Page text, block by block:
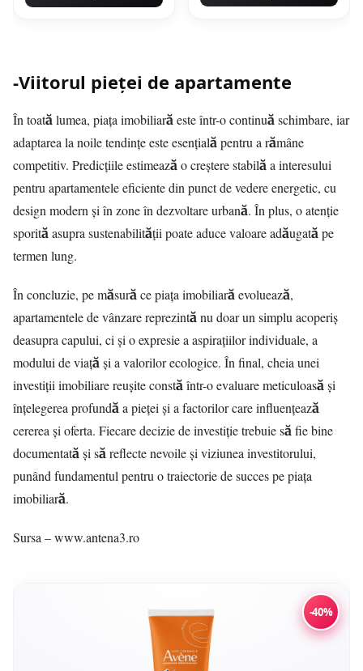
-Viitorul pieței de apartamente
În toată lumea, piața imobiliară este într-o continuă schimbare, iar
adaptarea la noile tendințe este esențială pentru a rămâne
competitiv. Predicțiile estimează o creștere stabilă a interesului
pentru apartamentele eficiente din punct de vedere energetic, cu
design modern și în zone în dezvoltare urbană. În plus, o atenție
sporită asupra sustenabilității poate aduce valoare adăugată pe
termen lung.
În concluzie, pe măsură ce piața imobiliară evoluează,
apartamentele de vânzare reprezintă nu doar un simplu acoperiș
deasupra capului, ci și o expresie a aspirațiilor individuale, a
modului de viață și a valorilor ecologice. În final, cheia unei
investiții imobiliare reușite constă într-o evaluare meticuloasă și
înțelegerea profundă a pieței și a factorilor care influențează
cererea și oferta. Fiecare decizie de investiție trebuie să fie bine
documentată și să reflecte nevoile și viziunea investitorului,
punând fundamentul pentru o traiectorie de succes pe piața
imobiliară.
Sursa – www.antena3.ro
-40%